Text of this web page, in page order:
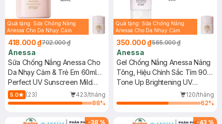
Quà tặng: Sữa Chống Nắng
Anessa Cho Da Nhạy Cảm
418.000 ₫702.000 ₫
Anessa
Sữa Chống Nắng Anessa Cho
Da Nhạy Cảm & Trẻ Em 60ml
(Mới)
Perfect UV Sunscreen Mild
Milk (For Sensitive Skin)
SPF50+/PA++++
5.0 (23)
423/tháng
88%
Quà tặng: Sữa Chống Nắng
Anessa Cho Da Nhạy Cảm
350.000 ₫565.000 ₫
Anessa
Gel Chống Nắng Anessa Nâng
Tông, Hiệu Chỉnh Sắc Tím 90g
(Mới)
Tone Up Brightening UV
Sunscreen Gel SPF50+
PA++++
120/tháng
62%
-38 % -43 %